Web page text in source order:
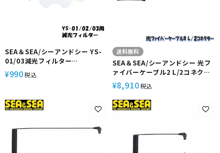
SEA＆SEA/シーアンドシー YS-
01/03減光フィルター
【28109】
¥990税込
送料無料
SEA＆SEA/シーアンドシー 光フ
ァイバーケーブル2 L/2コネクタ
ー【50133】
¥8,910税込